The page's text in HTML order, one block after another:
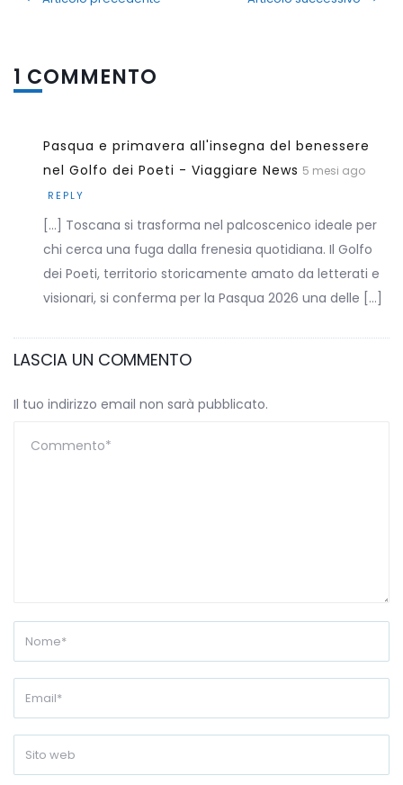
1 COMMENTO
Pasqua e primavera all'insegna del benessere
nel Golfo dei Poeti - Viaggiare News 5 mesi ago
REPLY
[…] Toscana si trasforma nel palcoscenico ideale per
chi cerca una fuga dalla frenesia quotidiana. Il Golfo
dei Poeti, territorio storicamente amato da letterati e
visionari, si conferma per la Pasqua 2026 una delle […]
LASCIA UN COMMENTO
Il tuo indirizzo email non sarà pubblicato.